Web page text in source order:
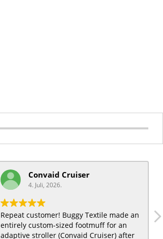
Convaid Cruiser
4. Juli, 2026.
Repeat customer! Buggy Textile made an
entirely custom-sized footmuff for an
adaptive stroller (Convaid Cruiser) after